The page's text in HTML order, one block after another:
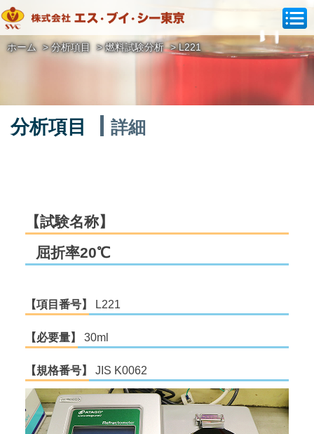
ホーム >分析項目 >燃料試験分析 >L221
分析項目 詳細
【試験名称】
屈折率20℃
【項目番号】 L221
【必要量】 30ml
【規格番号】 JIS K0062